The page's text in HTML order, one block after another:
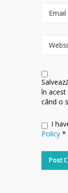
Email
în
când o
I
Policy *